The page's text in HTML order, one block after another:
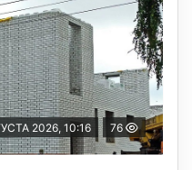
2026, 10:16 76